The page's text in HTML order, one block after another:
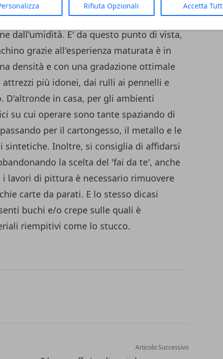
Rifiuta Opzionali Accetta
tutta una serie di lavori
garantiscono per le parti pitturate
dall'umidità. E' da questo punto di vista,
grazie all'esperienza maturata è in
densità e con una gradazione ottimale
più idonei, dai rulli ai pennelli e
D'altronde in casa, per gli ambienti
su cui operare sono tante spaziando di
per il cartongesso, il metallo e le
sintetiche. Inoltre, si consiglia di affidarsi
la scelta del 'fai da te', anche
lavori di pittura è necessario rimuovere
carte da parati. E lo stesso dicasi
buchi e/o crepe sulle quali è
riempitivi come lo stucco.
Articolo Successivo